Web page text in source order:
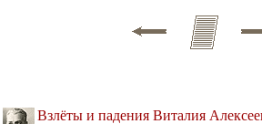
Взлёты и падения Виталия